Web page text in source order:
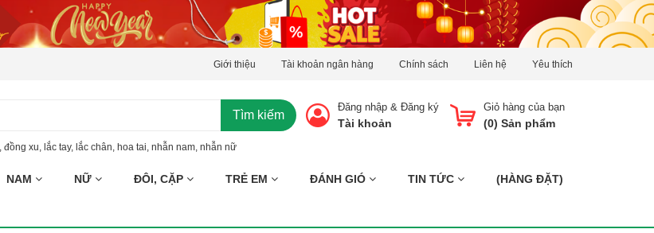
Giới thiệu Tài khoản ngân hàng Chính sách Liên hệ Yêu thích
Tìm kiếm
đồng xu lắc tay, lắc chân hoa tai nhẫn nam nhẫn nữ
Giỏ hàng của bạn
(0) Sản phẩm
Đăng nhập & Đăng ký
Tài khoản
NAM NỮ ĐÔI, CẶP TRẺ EM ĐÁNH GIÓ TIN TỨC (HÀNG ĐẶT)